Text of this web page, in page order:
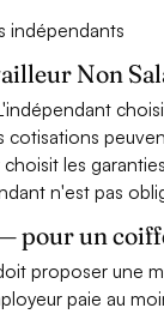
indépendants
Non
cotisations
les
n'est pas
pour un
proposer une
paie au